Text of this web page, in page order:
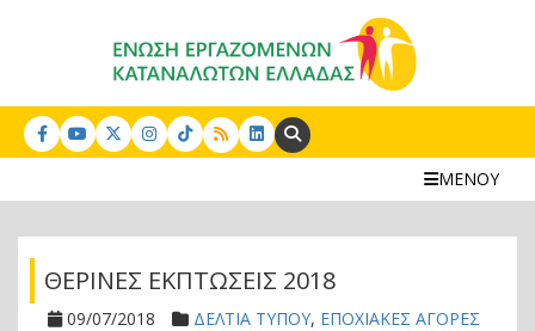
Search:
ΜΕΝΟΥ
ΘΕΡΙΝΕΣ ΕΚΠΤΩΣΕΙΣ 2018
09/07/2018 ΔΕΛΤΙΑ ΤΥΠΟΥ, ΕΠΟΧΙΑΚΕΣ ΑΓΟΡΕΣ